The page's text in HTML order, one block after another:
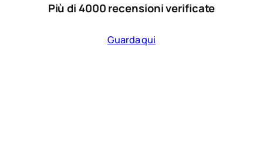
Più di 4000 recensioni verificate
Guarda qui